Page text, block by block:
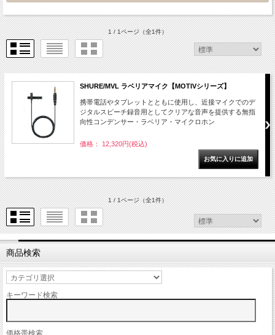
1 / 1ページ（全1件）
SHURE/MVL ラベリアマイク【MOTIVシリーズ】
携帯電話やタブレットとともに使用し、近接マイクでのデ
ジタルスピーチ録音用としてクリアな音声を提供する無指
向性コンデンサー・ラベリア・マイクロホン
価格： 12,320円(税込)
1 / 1ページ（全1件）
商品検索
キーワード検索